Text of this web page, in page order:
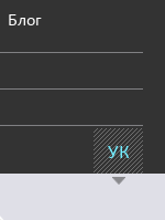
Блог
УК